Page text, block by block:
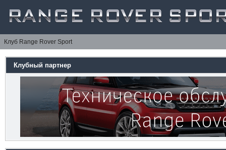
Клуб Range Rover Sport
Клубный партнер